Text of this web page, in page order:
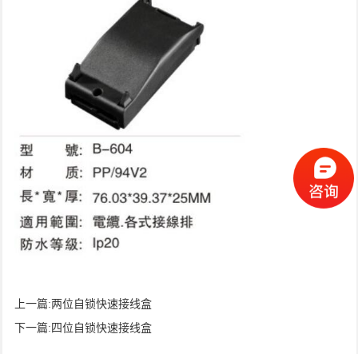
上一篇:两位自锁快速接线盒
下一篇: 四位自锁快速接线盒